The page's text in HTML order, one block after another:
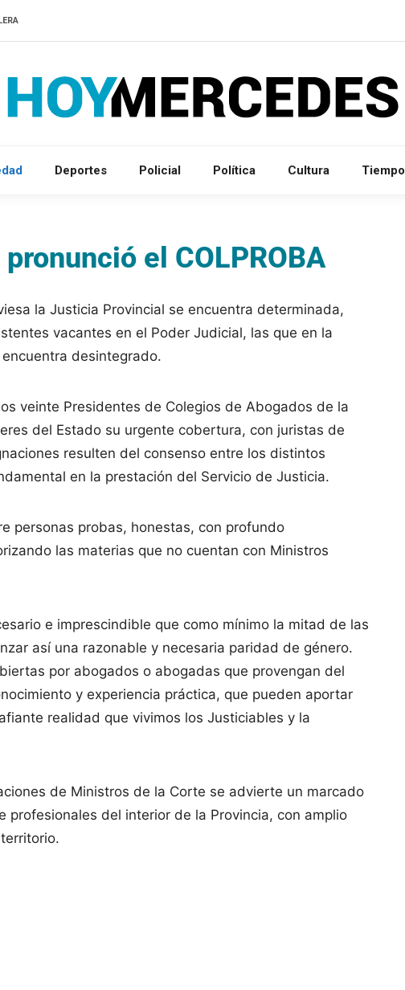
Deportes Policial Política Cultura Tiempo
el COLPROBA
la Justicia Provincial se encuentra determinada,
vacantes en el Poder Judicial, las que en la
desintegrado.
veinte Presidentes de Colegios de Abogados de la
del Estado su urgente cobertura, con juristas de
resulten del consenso entre los distintos
en la prestación del Servicio de Justicia.
personas probas, honestas, con profundo
las materias que no cuentan con Ministros
e imprescindible que como mínimo la mitad de las
así una razonable y necesaria paridad de género.
por abogados o abogadas que provengan del
y experiencia práctica, que pueden aportar
realidad que vivimos los Justiciables y la
de Ministros de la Corte se advierte un marcado
del interior de la Provincia, con amplio